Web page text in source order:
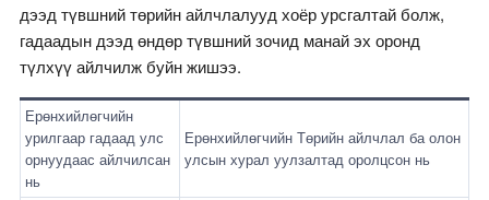
дээд түвшний төрийн айлчлалууд хоёр урсгалтай болж,
гадаадын дээд өндөр түвшний зочид манай эх оронд
түлхүү айлчилж буйн жишээ.
Ерөнхийлөгчийн
урилгаар гадаад улс
орнуудаас айлчилсан
нь
Ерөнхийлөгчийн Төрийн айлчлал ба олон
улсын хурал уулзалтад оролцсон нь